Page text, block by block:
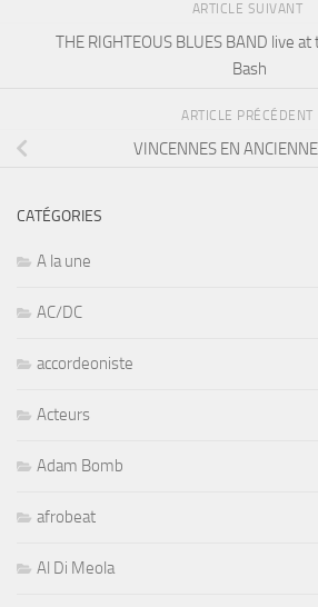
ARTICLE SUIVANT
THE RIGHTEOUS BLUES BAND live
Bash
ARTICLE PRÉCÉDENT
VINCENNES EN
CATÉGORIES
A la une
AC/DC
accordeoniste
Acteurs
Adam Bomb
afrobeat
Al Di Meola